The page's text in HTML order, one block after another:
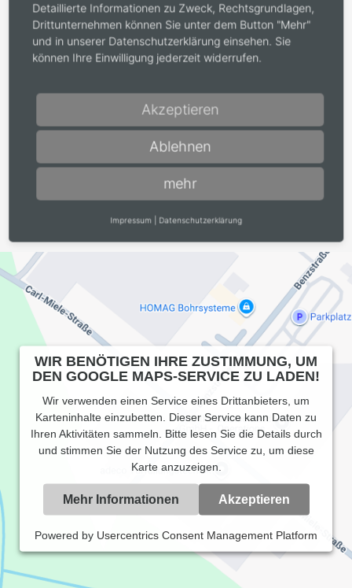
Ich bin mit der Verwendung meiner Daten gemäß der
Datenschutzerklärungeinverstanden.
WIR BENÖTIGEN IHRE ZUSTIMMUNG, UM
DEN GOOGLE MAPS-SERVICE ZU LADEN!
Wir verwenden einen Service eines Drittanbieters, um
Karteninhalte einzubetten. Dieser Service kann Daten zu
Ihren Aktivitäten sammeln. Bitte lesen Sie die Details durch
und stimmen Sie der Nutzung des Service zu, um diese
Karte anzuzeigen.
Mehr Informationen Akzeptieren
Powered by Usercentrics Consent Management Platform
Detaillierte Informationen zu Zweck, Rechtsgrundlagen,
Drittunternehmen können Sie unter dem Button "Mehr"
und in unserer Datenschutzerklärung einsehen. Sie
können Ihre Einwilligung jederzeit widerrufen.
Akzeptieren
Ablehnen
mehr
Impressum Datenschutzerklärung